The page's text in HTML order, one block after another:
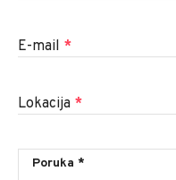
E-mail *
Lokacija *